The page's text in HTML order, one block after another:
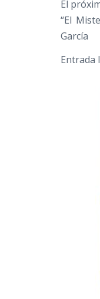
El
“El
García
Entrada